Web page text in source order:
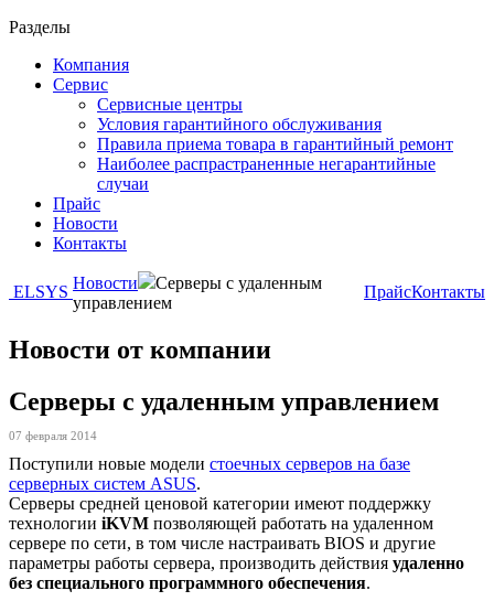
Разделы
Компания
Сервис
Сервисные центры
Условия гарантийного обслуживания
Правила приема товара в гарантийный ремонт
Наиболее распрастраненные негарантийные
случаи
Прайс
Новости
Контакты
ELSYS Новости
Серверы с удаленным
управлением
ПрайсКонтакты
Новости от компании
Серверы с удаленным управлением
07 февраля 2014
Поступили новые модели стоечных серверов на базе
серверных систем ASUS.
Серверы средней ценовой категории имеют поддержку
технологии iKVM позволяющей работать на удаленном
сервере по сети, в том числе настраивать BIOS и другие
параметры работы сервера, производить действия удаленно
без специального программного обеспечения.